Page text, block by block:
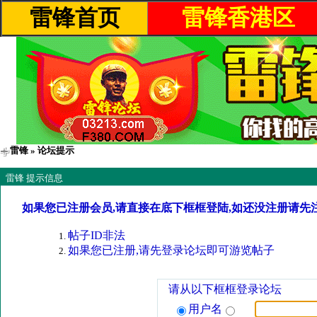
雷锋首页 雷锋香港区
雷锋 » 论坛提示
雷锋 提示信息
如果您已注册会员,请直接在底下框框登陆,如还没注册请先
帖子ID非法
如果您已注册,请先登录论坛即可游览帖子
请从以下框框登录论坛
用户名